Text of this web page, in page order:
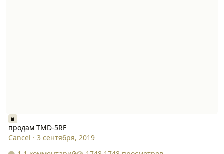
продам TMD-5RF
Cancel · 3 сентября, 2019